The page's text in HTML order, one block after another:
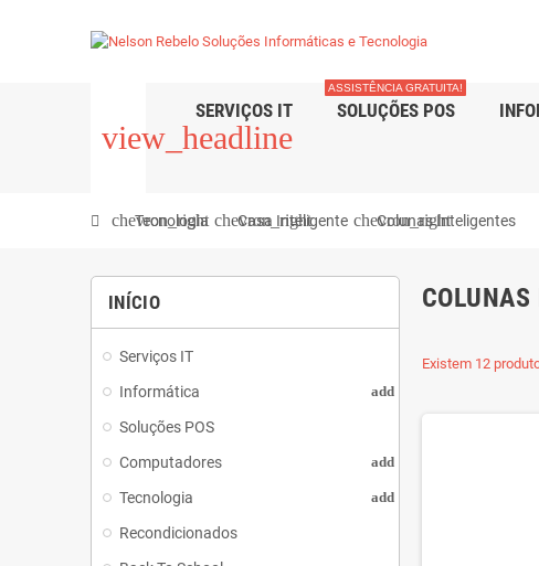
view_headline
SERVIÇOS IT SOLUÇÕES POS
ASSISTÊNCIA GRATUITA!
chevron_right
Tecnologia chevron_right
Casa Inteligente chevron_right
Colunas Inteligentes
INÍCIO
Serviços IT
Informática
add
Soluções POS
Computadores
add
Tecnologia add
Recondicionados
Existem 12